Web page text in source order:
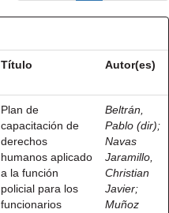
Título Autor(es)
Plan de
capacitación de
derechos
humanos aplicado
a la función
policial para los
funcionarios
Beltrán,
Pablo (dir);
Navas
Jaramillo,
Christian
Javier;
Muñoz